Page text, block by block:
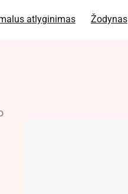
atlyginimas Žodynas